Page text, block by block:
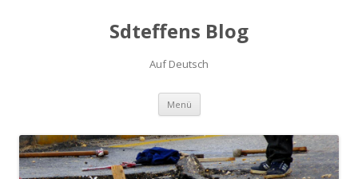
Sdteffens Blog
Auf Deutsch
Menü Zum Inhalt springen